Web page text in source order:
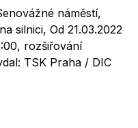
náměstí,
silnici, Od 21.03.2022
rozšiřování
TSK Praha / DIC